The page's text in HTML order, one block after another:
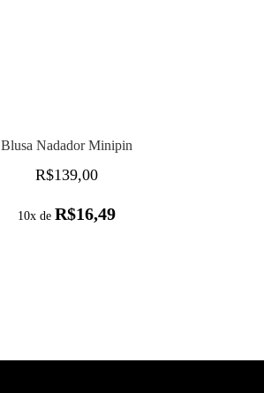
Blusa Nadador Minipin
R$139,00
10x de R$16,49